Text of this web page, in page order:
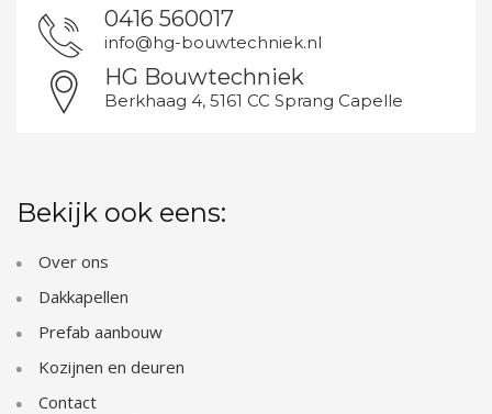
0416 560017
info@hg-bouwtechniek.nl
HG Bouwtechniek
Berkhaag 4, 5161 CC Sprang Capelle
Bekijk ook eens:
Over ons
Dakkapellen
Prefab aanbouw
Kozijnen en deuren
Contact